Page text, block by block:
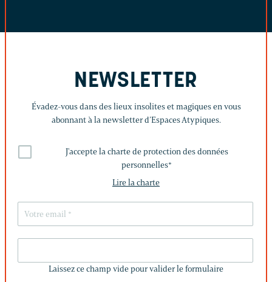
NEWSLETTER
Évadez-vous dans des lieux insolites et magiques en vous
abonnant à la newsletter d’Espaces Atypiques.
J'accepte la charte de protection des données
personnelles*
Lire la charte
CHAMP
Laissez ce champ vide pour valider le formulaire